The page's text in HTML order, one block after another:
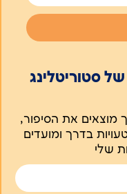
סטוריטלינג
מוצאים את הסיפור,
בדרך ומועדים
שלי